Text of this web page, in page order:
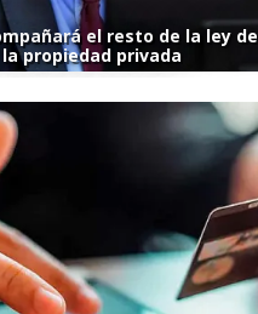
el resto de la ley de
propiedad privada